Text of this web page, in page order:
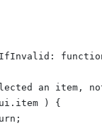
an item,
) {